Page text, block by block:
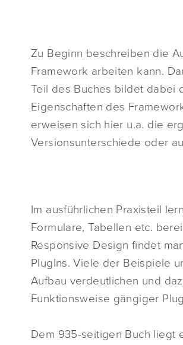
Zu Beginn beschreiben die
Framework arbeiten kann.
Teil des Buches bildet dabei
Eigenschaften des
erweisen sich hier u.a. die
Versionsunterschiede oder
Im ausführlichen Praxisteil
Formulare, Tabellen etc.
Responsive Design findet
PlugIns. Viele der Beispiele
Aufbau verdeutlichen und
Funktionsweise gängiger
Dem 935-seitigen Buch liegt